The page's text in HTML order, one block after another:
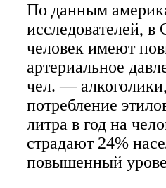
По данным
исследователей,
человек имеют
артериальное
чел. —
потребление
литра в год на
страдают 24%
повышенный